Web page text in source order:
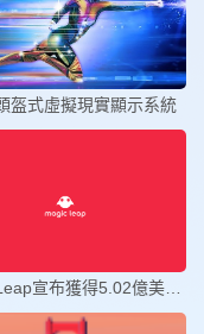
盔式虛擬現實顯示系統
Magic Leap宣布獲得5.02億美元D輪